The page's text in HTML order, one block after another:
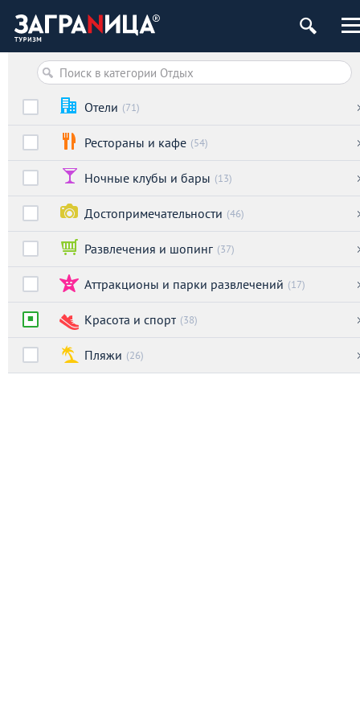
Отели (71)
Рестораны и кафе (54)
Ночные клубы и бары (13)
Достопримечательности (46)
Развлечения и шопинг (37)
Аттракционы и парки развлечений (17)
Красота и спорт (38)
Пляжи (26)